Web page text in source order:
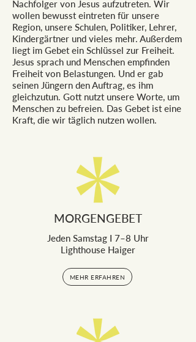
Nachfolger von Jesus aufzutreten. Wir
wollen bewusst eintreten für unsere
Region, unsere Schulen, Politiker, Lehrer,
Kindergärtner und vieles mehr. Außerdem
liegt im Gebet ein Schlüssel zur Freiheit.
Jesus sprach und Menschen empfinden
Freiheit von Belastungen. Und er gab
seinen Jüngern den Auftrag, es ihm
gleichzutun. Gott nutzt unsere Worte, um
Menschen zu befreien. Das Gebet ist eine
Kraft, die wir täglich nutzen wollen.
MORGENGEBET
Jeden Samstag I 7–8 Uhr
Lighthouse Haiger
MEHR ERFAHREN